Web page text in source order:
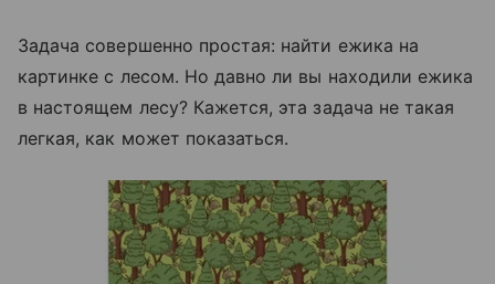
Задача совершенно простая: найти ежика на
картинке с лесом. Но давно ли вы находили ежика
в настоящем лесу? Кажется, эта задача не такая
легкая, как может показаться.